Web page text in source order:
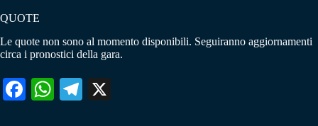
QUOTE
Le quote non sono al momento disponibili. Seguiranno aggiornamenti
circa i pronostici della gara.
Fa W
Te